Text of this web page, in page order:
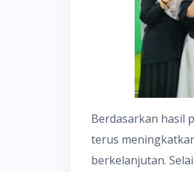
Berdasarkan hasil
terus
berkelanjutan.